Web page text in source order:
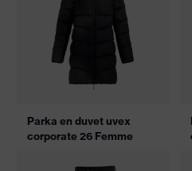
Parka en duvet uvex
corporate 26 Femme